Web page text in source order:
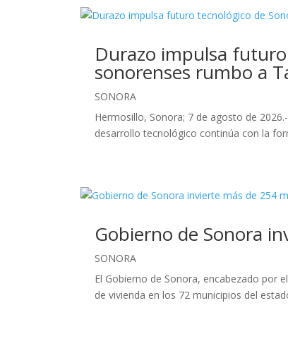
Durazo impulsa
sonorenses rumbo a
SONORA
Hermosillo, Sonora; 7 de agosto de
desarrollo tecnológico continúa con la
Gobierno de Sonora
SONORA
El Gobierno de Sonora, encabezado por
de vivienda en los 72 municipios del